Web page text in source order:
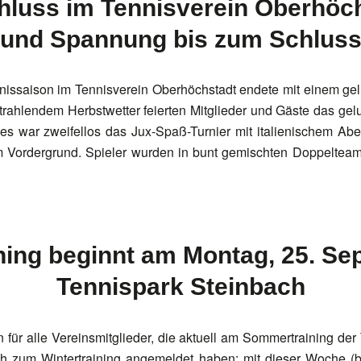
im Tennisverein
und Spannung bis zum Schluss
im Tennisverein Oberhöchstadt endete mit einem
Herbstwetter feierten Mitglieder und Gäste das
war zweifellos das Jux-Spaß-Turnier mit italienischem
Spieler wurden in bunt gemischten
beginnt am Montag, 25.
Tennispark Steinbach
für alle Vereinsmitglieder, die aktuell am Sommertraining